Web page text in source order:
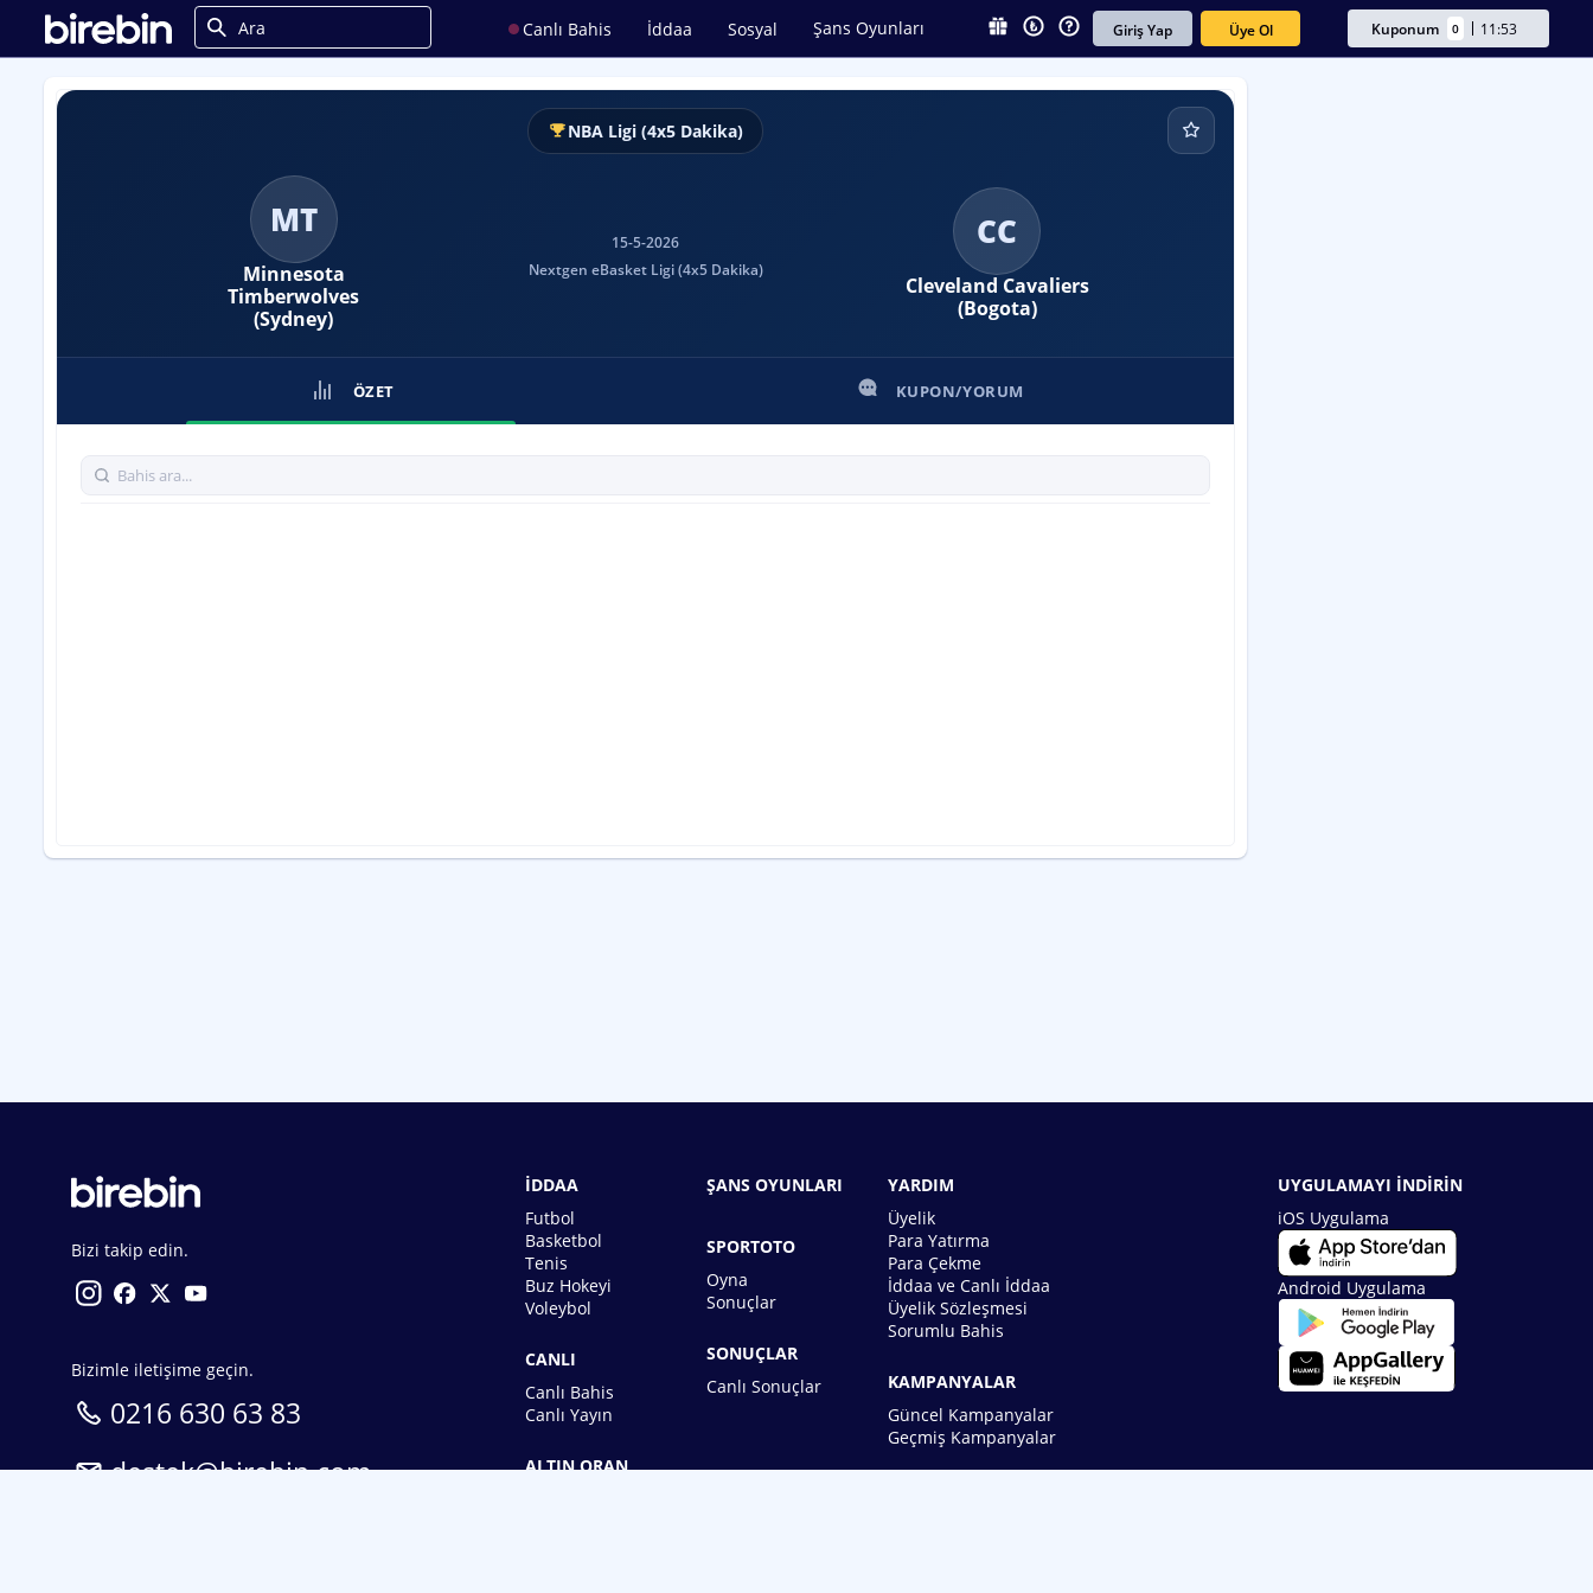
Canlı Bahis İddaa Sosyal Şans Oyunları Giriş Yap Üye Ol Kuponum 0 11:53
NBA Ligi (4x5 Dakika)
MT
Minnesota
Timberwolves
(Sydney)
15-5-2026
Nextgen eBasket Ligi (4x5 Dakika)
CC
Cleveland Cavaliers
(Bogota)
ÖZET KUPON/YORUM
Bizi takip edin.
Bizimle iletişime geçin.
0216 630 63 83
destek@birebin.com
İDDAA
Futbol
Basketbol
Tenis
Buz Hokeyi
Voleybol
CANLI
Canlı Bahis
Canlı Yayın
ALTIN ORAN
ŞANS OYUNLARI
SPORTOTO
Oyna
Sonuçlar
SONUÇLAR
Canlı Sonuçlar
YARDIM
Üyelik
Para Yatırma
Para Çekme
İddaa ve Canlı İddaa
Üyelik Sözleşmesi
Sorumlu Bahis
KAMPANYALAR
Güncel Kampanyalar
Geçmiş Kampanyalar
UYGULAMAYI İNDİRİN
iOS Uygulama
Android Uygulama